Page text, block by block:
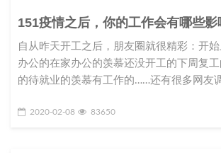
151疫情之后，你的工作会有哪些影
自从昨天开工之后，朋友圈就很精彩：开
办公的在家办公的羡慕还没开工的下周复
的待就业的羡慕有工作的……还有很多网友
2020-02-08 83650